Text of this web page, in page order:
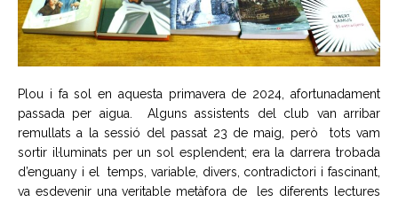
Plou i fa sol en aquesta primavera de 2024, afortunadament
passada per aigua. Alguns assistents del club van arribar
remullats a la sessió del passat 23 de maig, però tots vam
sortir il·luminats per un sol esplendent; era la darrera trobada
d’enguany i el temps, variable, divers, contradictori i fascinant,
va esdevenir una veritable metàfora de les diferents lectures